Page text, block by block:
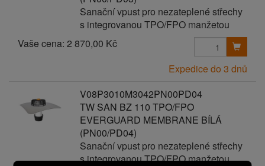
Sanační vpust pro nezateplené střechy
s integrovanou TPO/FPO manžetou
Vaše cena: 2 870,00 Kč
Expedice do 3 dnů
V08P3010M3042PN00PD04
TW SAN BZ 110 TPO/FPO
EVERGUARD MEMBRANE BÍLÁ
(PN00/PD04)
Sanační vpust pro nezateplené střechy
s integrovanou TPO/FPO manžetou